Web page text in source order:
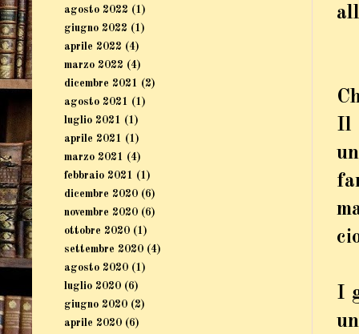
Il
I
agosto 2022 (1)
giugno 2022 (1)
aprile 2022 (4)
marzo 2022 (4)
dicembre 2021
(2)
agosto 2021
(1)
luglio 2021
(1)
aprile 2021
(1)
marzo 2021
(4)
febbraio 2021
(1)
dicembre 2020 (6)
novembre 2020 (6)
ottobre 2020 (1)
settembre 2020 (4)
agosto 2020 (1)
luglio 2020 (6)
giugno 2020 (2)
aprile 2020 (6)